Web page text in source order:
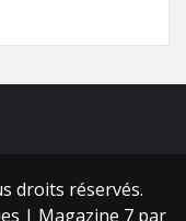
droits réservés.
| Magazine 7 par